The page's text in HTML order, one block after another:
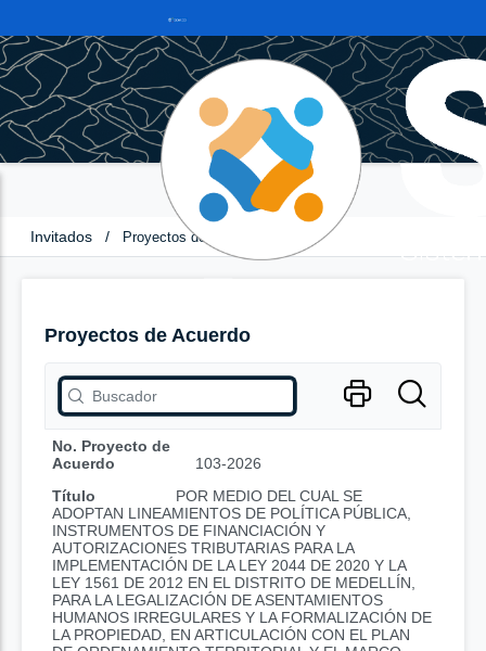
Invitados / Proyectos de Acuerdo
Proyectos de Acuerdo
No. Proyecto de
Acuerdo
103-2026
Título
POR MEDIO DEL CUAL SE
ADOPTAN LINEAMIENTOS DE POLÍTICA PÚBLICA,
INSTRUMENTOS DE FINANCIACIÓN Y
AUTORIZACIONES TRIBUTARIAS PARA LA
IMPLEMENTACIÓN DE LA LEY 2044 DE 2020 Y LA
LEY 1561 DE 2012 EN EL DISTRITO DE MEDELLÍN,
PARA LA LEGALIZACIÓN DE ASENTAMIENTOS
HUMANOS IRREGULARES Y LA FORMALIZACIÓN DE
LA PROPIEDAD, EN ARTICULACIÓN CON EL PLAN